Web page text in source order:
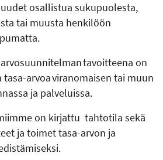
osallistua sukupuolesta,
tai muusta henkilöön
tavoitteena on
arvoa viranomaisen tai muun
ja palveluissa.
on kirjattu tahtotila sekä
ja toimet tasa-arvon ja